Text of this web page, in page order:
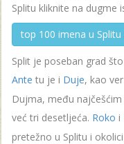
Splitu kliknite na dugme
top 100 imena u Splitu
Split je poseban grad
Ante tu je i Duje, kao
Dujma, među
već tri desetljeća. Roko i
pretežno u Splitu i